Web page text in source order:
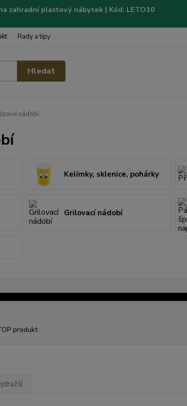
zahradní plastový nábytek | Kód: LETO10
Rady a tipy
Hledat
nádobí
Kelímky, sklenice, pohárky
Grilovací nádobí
produkt